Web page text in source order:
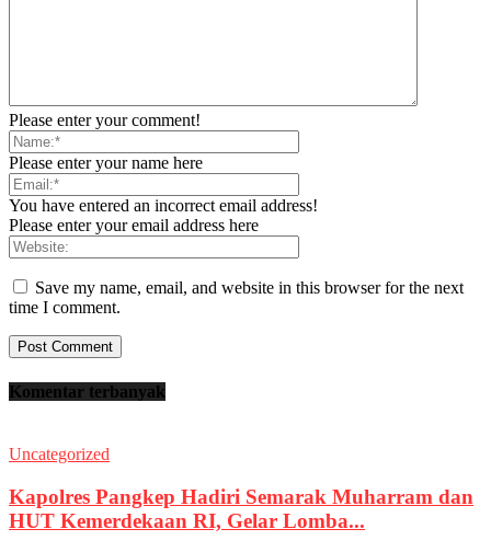
Please enter your comment!
Please enter your name here
You have entered an incorrect email address!
Please enter your email address here
Save my name, email, and website in this browser for the next
time I comment.
Komentar terbanyak
Uncategorized
Kapolres Pangkep Hadiri Semarak Muharram dan
HUT Kemerdekaan RI, Gelar Lomba...